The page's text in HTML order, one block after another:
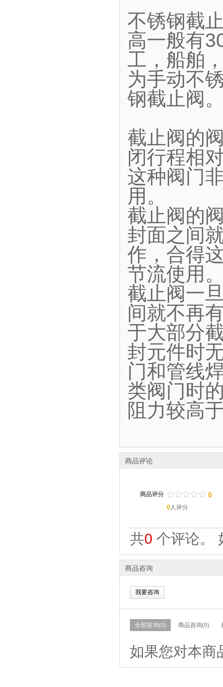
不锈钢截
高一般有
工，船舶
为手动不
钢截止阀
截止阀的
闭行程相
这种阀门
用。
截止阀的
封面之间
作，合得
节流使用
截止阀一
间就不再
于大部分
封元件时
门和管线
类阀门时
阻力较高
商品评论
商品评分 / / / / /
. . . . . 0
0人评分
共0 个评论。
商品咨询
我要咨询
全部咨询(0) 商品咨询(0)
如果您对本商